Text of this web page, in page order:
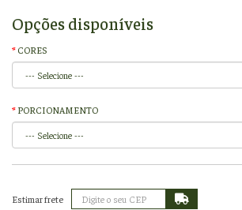
Opções disponíveis
CORES
PORCIONAMENTO